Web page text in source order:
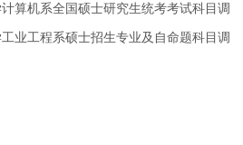
算机系全国硕士研究生统考考试科目调
业工程系硕士招生专业及自命题科目调